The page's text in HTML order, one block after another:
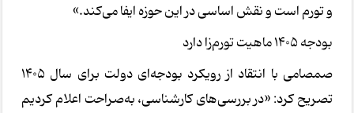
و تورم است و نقش اساسی در این حوزه ایفا می‌کند.»
بودجه 1405 ماهیت تورم‌زا دارد
صمصامی با انتقاد از رویکرد بودجه‌ای دولت برای سال 1405
تصریح کرد: «در بررسی‌های کارشناسی، به‌صراحت اعلام کردیم